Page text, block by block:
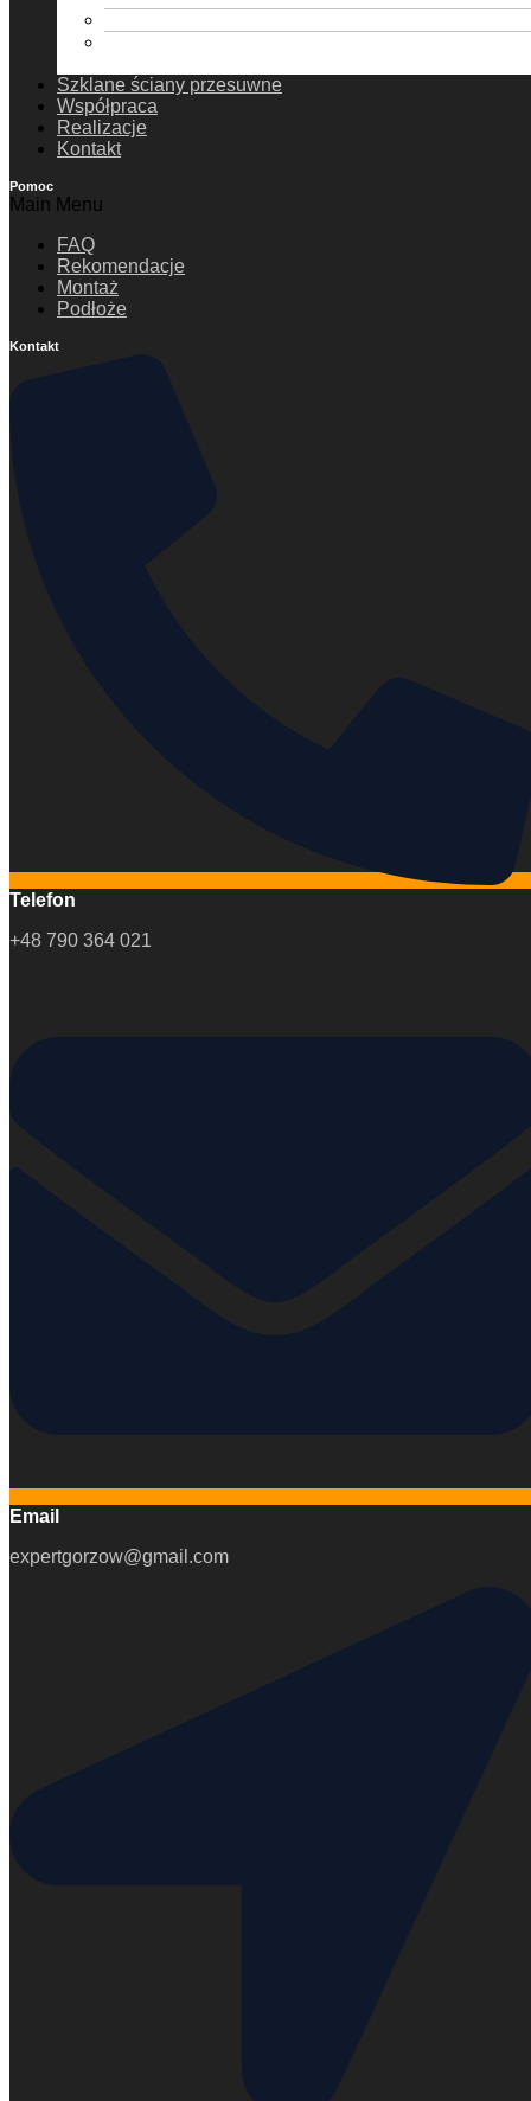
Szklane ściany przesuwne
Współpraca
Realizacje
Kontakt
Pomoc
Main Menu
FAQ
Rekomendacje
Montaż
Podłoże
Kontakt
Telefon
+48 790 364 021
Email
expertgorzow@gmail.com